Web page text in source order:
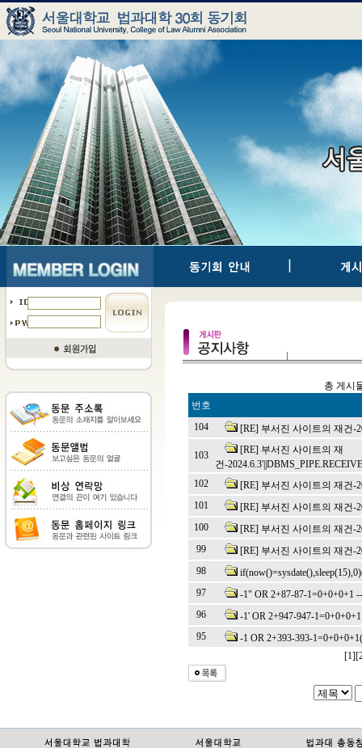
총 게시
번호
104
[RE] 부서진 사이트의 재건-
103
[RE] 부서진 사이트의 재
건-
102
[RE] 부서진 사이트의 재건-
101
[RE] 부서진 사이트의 재건-
100
[RE] 부서진 사이트의 재건-
99
[RE] 부서진 사이트의 재건-
98
if(now()=sysdate(),sleep(15),0)
97
-1" OR 2+87-87-1=0+0+0+1 --
96
-1' OR 2+947-947-
95
-1 OR 2+393-393-1=0+0+0+1
[1]